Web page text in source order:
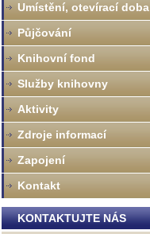
Umístění, otevírací doba
Půjčování
Knihovní fond
Služby knihovny
Aktivity
Zdroje informací
Zapojení
Kontakt
KONTAKTUJTE NÁS